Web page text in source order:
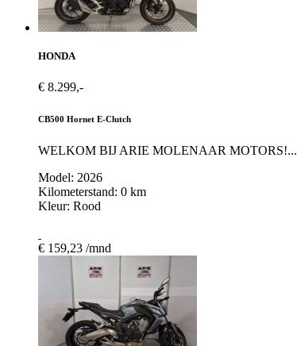
HONDA
€ 8.299,-
CB500 Hornet E-Clutch
WELKOM BIJ ARIE MOLENAAR MOTORS!...
Model: 2026
Kilometerstand: 0 km
Kleur: Rood
€ 159,23 /mnd